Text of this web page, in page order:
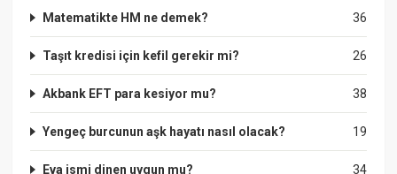
36
Matematikte HM ne demek?
26
Taşıt kredisi için kefil gerekir mi?
38
Akbank EFT para kesiyor mu?
19
Yengeç burcunun aşk hayatı nasıl olacak?
34
Eva ismi dinen uygun mu?